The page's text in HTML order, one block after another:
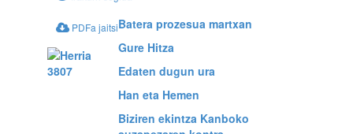
PDFa jaitsiBatera prozesua martxan
Gure Hitza
Edaten dugun ura
Han eta Hemen
Biziren ekintza Kanboko